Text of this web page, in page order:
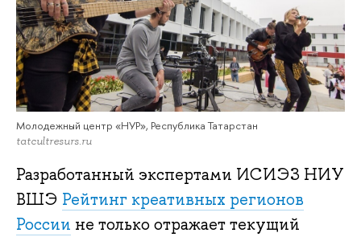
Молодежный центр «НУР», Республика Татарстан
tatcultresurs.ru
Разработанный экспертами ИСИЭЗ НИУ
ВШЭ Рейтинг креативных регионов
России не только отражает текущий